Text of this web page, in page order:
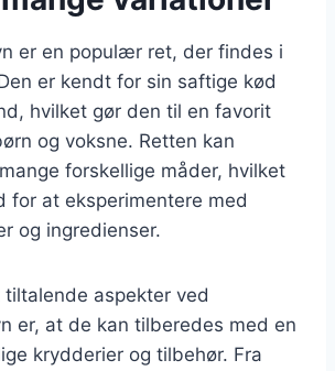
er en populær ret, der findes i
er kendt for sin saftige kød
hvilket gør den til en favorit
og voksne. Retten kan
forskellige måder, hvilket
for at eksperimentere med
og ingredienser.
tiltalende aspekter ved
er, at de kan tilberedes med en
krydderier og tilbehør. Fra